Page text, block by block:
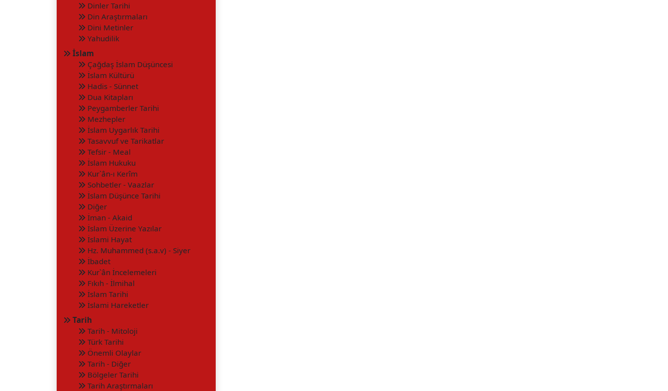
Dinler Tarihi
Din Araştırmaları
Dini Metinler
Yahudilik
İslam
Çağdaş İslam Düşüncesi
İslam Kültürü
Hadis - Sünnet
Dua Kitapları
Peygamberler Tarihi
Mezhepler
İslam Uygarlık Tarihi
Tasavvuf ve Tarikatlar
Tefsir - Meal
İslam Hukuku
Kur`ân-ı Kerîm
Sohbetler - Vaazlar
İslam Düşünce Tarihi
Diğer
İman - Akaid
İslam Üzerine Yazılar
İslami Hayat
Hz. Muhammed (s.a.v) - Siyer
İbadet
Kur`ân İncelemeleri
Fıkıh - İlmihal
İslam Tarihi
İslami Hareketler
Tarih
Tarih - Mitoloji
Türk Tarihi
Önemli Olaylar
Tarih - Diğer
Bölgeler Tarihi
Tarih Araştırmaları